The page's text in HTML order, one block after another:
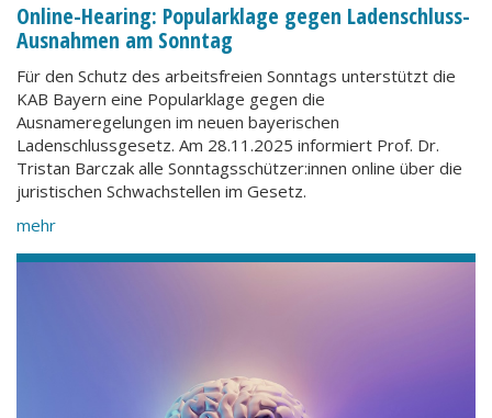
Online-Hearing: Popularklage gegen Ladenschluss-
Ausnahmen am Sonntag
Für den Schutz des arbeitsfreien Sonntags unterstützt die
KAB Bayern eine Popularklage gegen die
Ausnameregelungen im neuen bayerischen
Ladenschlussgesetz. Am 28.11.2025 informiert Prof. Dr.
Tristan Barczak alle Sonntagsschützer:innen online über die
juristischen Schwachstellen im Gesetz.
mehr